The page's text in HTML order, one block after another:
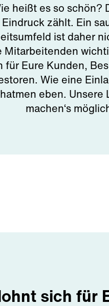
heißt es so schön?
Eindruck zählt. Ein
ist daher
Mitarbeitenden
für Eure Kunden,
Wie eine
eben. Unsere
machen‘s
sich für